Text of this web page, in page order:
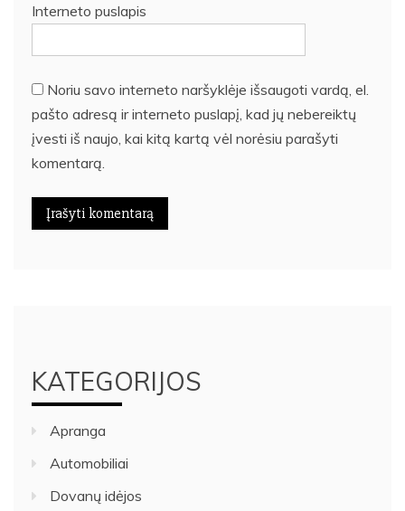
Interneto puslapis
Noriu savo interneto naršyklėje išsaugoti vardą, el.
pašto adresą ir interneto puslapį, kad jų nebereiktų
įvesti iš naujo, kai kitą kartą vėl norėsiu parašyti
komentarą.
KATEGORIJOS
Apranga
Automobiliai
Dovanų idėjos